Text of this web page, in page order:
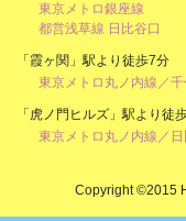
東京メトロ銀座線
都営浅草線 日比谷口
「霞ヶ関」駅より徒歩7分
東京メトロ丸ノ内線／
「虎ノ門ヒルズ」駅より徒
東京メトロ丸ノ内線／
Copyright ©2015